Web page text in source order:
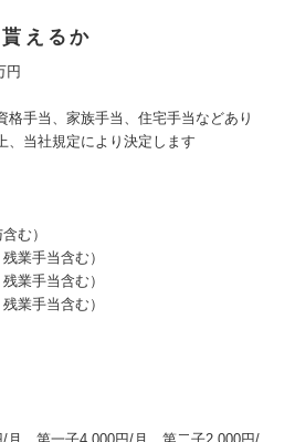
えるか
円
手当、家族手当、住宅手当などあり
当社規定により決定します
む）
業手当含む）
業手当含む）
業手当含む）